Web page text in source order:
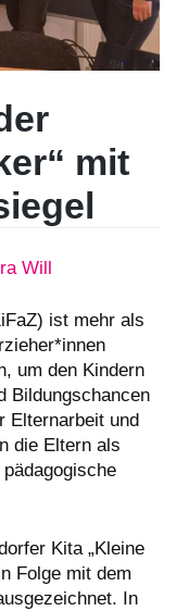
mit
Will
ist mehr als
um den Kindern
Bildungschancen
Elternarbeit und
die Eltern als
Kita „Kleine
Folge mit dem
In